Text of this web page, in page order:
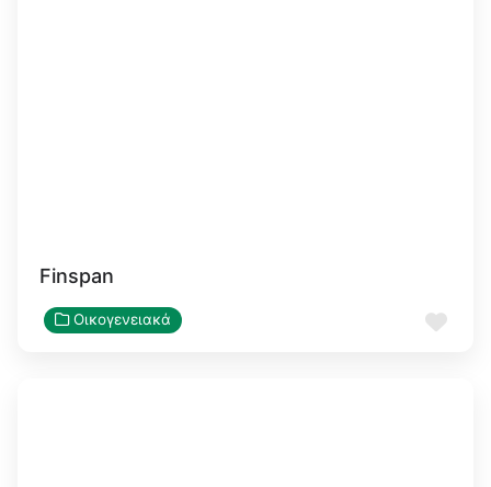
Finspan
Οικογενειακά